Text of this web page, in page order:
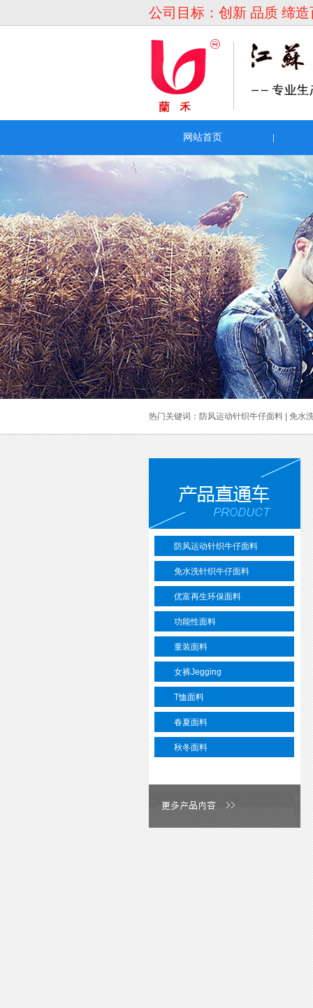
公司目标：创新 品质 缔
网站首页
热门关键词： 防风运动针织牛仔面料| 免水
防风运动针织牛仔面料
免水洗针织牛仔面料
优富再生环保面料
功能性面料
童装面料
女裤Jegging
T恤面料
春夏面料
秋冬面料